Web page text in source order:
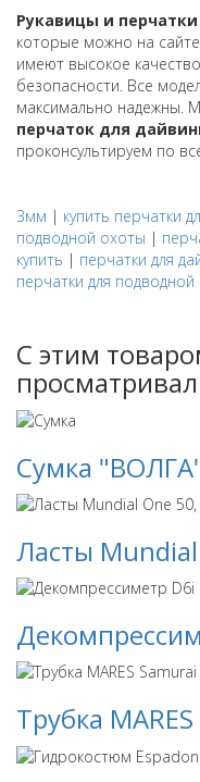
Рукавицы и
которые можно на
имеют высокое
безопасности. Все
максимально надежны.
перчаток для
проконсультируем по
3мм | купить перчатки
подводной охоты |
купить | перчатки для
перчатки для
С этим
Сумка
Ласты
Трубка